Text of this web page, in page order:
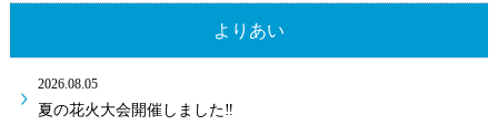
よりあい
2026.08.05
夏の花火大会開催しました‼